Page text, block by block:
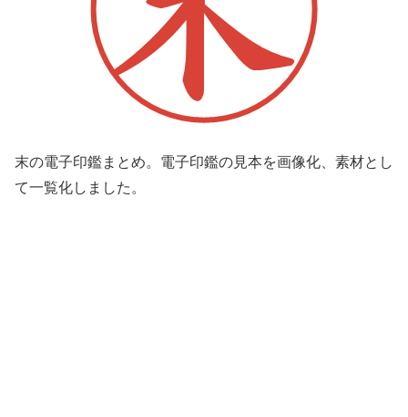
末の電子印鑑まとめ。電子印鑑の見本を画像化、素材とし
て一覧化しました。